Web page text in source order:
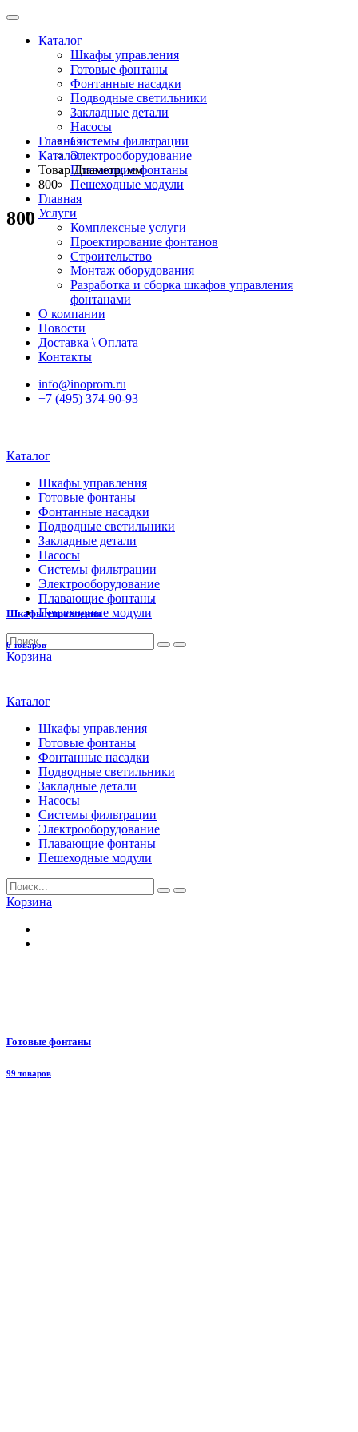
Каталог
Шкафы управления
Готовые фонтаны
Фонтанные насадки
Подводные светильники
Закладные детали
Насосы
Системы фильтрации
Электрооборудование
Плавающие фонтаны
Пешеходные модули
Главная
Услуги
Комплексные услуги
Проектирование фонтанов
Строительство
Монтаж оборудования
Разработка и сборка шкафов управления
фонтанами
О компании
Новости
Доставка \ Оплата
Контакты
info@inoprom.ru
+7 (495) 374-90-93
Каталог
Шкафы управления
Готовые фонтаны
Фонтанные насадки
Подводные светильники
Закладные детали
Насосы
Системы фильтрации
Электрооборудование
Плавающие фонтаны
Пешеходные модули
Корзина
Каталог
Шкафы управления
Готовые фонтаны
Фонтанные насадки
Подводные светильники
Закладные детали
Насосы
Системы фильтрации
Электрооборудование
Плавающие фонтаны
Пешеходные модули
Корзина
Главная
Каталог
Товар Диаметр, мм
800
800
Шкафы управления
6 товаров
Готовые фонтаны
99 товаров